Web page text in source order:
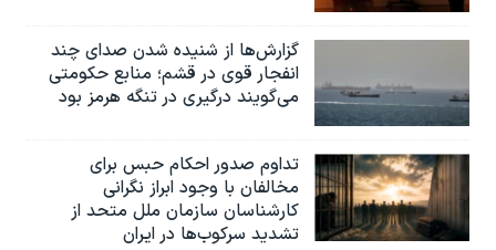
گزارش‌ها از شنیده شدن صدای چند
انفجار قوی در قشم؛ منابع حکومتی
می‌گویند درگیری در تنگه هرمز بود
تداوم صدور احکام حبس برای
مخالفان با وجود ابراز نگرانی
کارشناسان سازمان ملل متحد از
تشدید سرکوب‌ها در ایران